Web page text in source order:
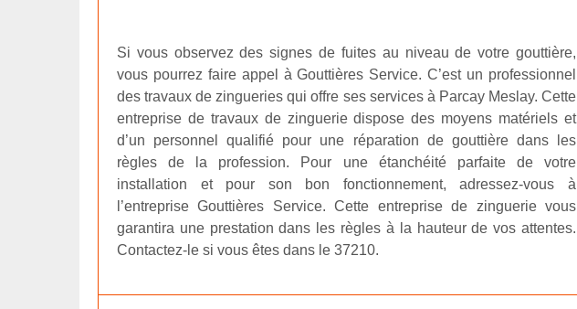
Si vous observez des signes de fuites au niveau de votre gouttière,
vous pourrez faire appel à Gouttières Service. C’est un professionnel
des travaux de zingueries qui offre ses services à Parcay Meslay. Cette
entreprise de travaux de zinguerie dispose des moyens matériels et
d’un personnel qualifié pour une réparation de gouttière dans les
règles de la profession. Pour une étanchéité parfaite de votre
installation et pour son bon fonctionnement, adressez-vous à
l’entreprise Gouttières Service. Cette entreprise de zinguerie vous
garantira une prestation dans les règles à la hauteur de vos attentes.
Contactez-le si vous êtes dans le 37210.